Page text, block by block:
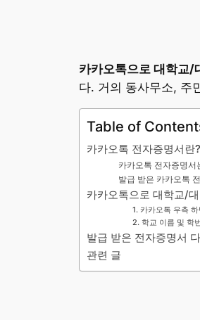
카카오톡으로 대학교/
다. 거의 동사무소, 주
Table of
카카오톡 전자증명서란?
카카오톡 전자증명서
발급 받은 카카오톡
카카오톡으로 대학교/
1. 카카오톡 우측
2. 학교 이름 및 학
발급 받은 전자증명서
관련 글